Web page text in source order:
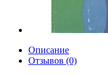
Описание
Отзывов (0)